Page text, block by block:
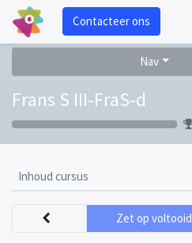
Contacteer ons
Nav
Frans S III-FraS-d
Inhoud cursus
Zet op voltooid